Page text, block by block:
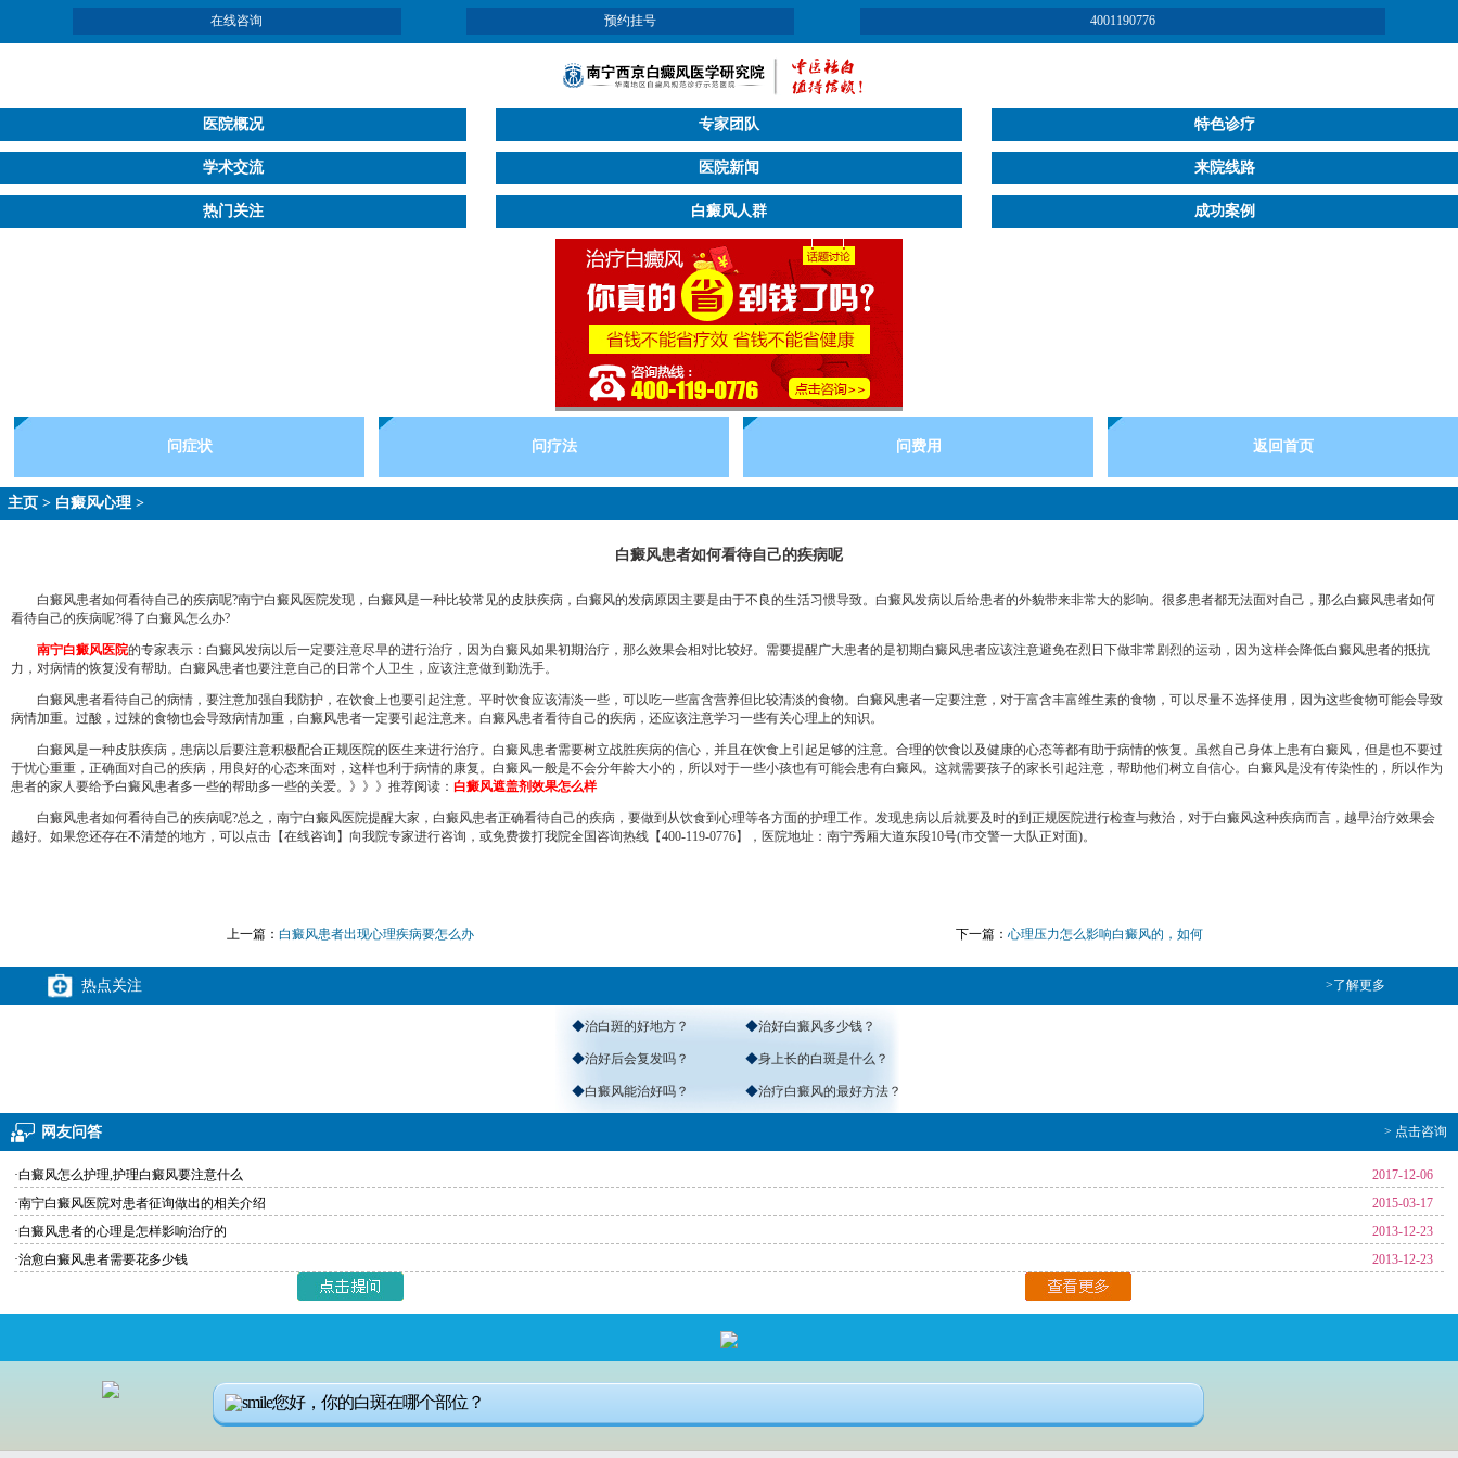
在线咨询 预约挂号 4001190776
医院概况 专家团队 特色诊疗
学术交流 医院新闻 来院线路
热门关注 白癜风人群 成功案例
问症状 问疗法 问费用 返回首页
主页 > 白癜风心理 >
白癜风患者如何看待自己的疾病呢
白癜风患者如何看待自己的疾病呢?南宁白癜风医院发现，白癜风是一种比较常见的皮肤疾病，白癜风的发病原因主要是由于不良的生活习惯导致。白癜风发病以后给患者的外貌带来非常大的影响。很多患者都无法面对自己，那么白癜风患者如何
看待自己的疾病呢?得了白癜风怎么办?
南宁白癜风医院的专家表示：白癜风发病以后一定要注意尽早的进行治疗，因为白癜风如果初期治疗，那么效果会相对比较好。需要提醒广大患者的是初期白癜风患者应该注意避免在烈日下做非常剧烈的运动，因为这样会降低白癜风患者的抵抗
力，对病情的恢复没有帮助。白癜风患者也要注意自己的日常个人卫生，应该注意做到勤洗手。
白癜风患者看待自己的病情，要注意加强自我防护，在饮食上也要引起注意。平时饮食应该清淡一些，可以吃一些富含营养但比较清淡的食物。白癜风患者一定要注意，对于富含丰富维生素的食物，可以尽量不选择使用，因为这些食物可能会导致
病情加重。过酸，过辣的食物也会导致病情加重，白癜风患者一定要引起注意来。白癜风患者看待自己的疾病，还应该注意学习一些有关心理上的知识。
白癜风是一种皮肤疾病，患病以后要注意积极配合正规医院的医生来进行治疗。白癜风患者需要树立战胜疾病的信心，并且在饮食上引起足够的注意。合理的饮食以及健康的心态等都有助于病情的恢复。虽然自己身体上患有白癜风，但是也不要过
于忧心重重，正确面对自己的疾病，用良好的心态来面对，这样也利于病情的康复。白癜风一般是不会分年龄大小的，所以对于一些小孩也有可能会患有白癜风。这就需要孩子的家长引起注意，帮助他们树立自信心。白癜风是没有传染性的，所以作为
患者的家人要给予白癜风患者多一些的帮助多一些的关爱。》》》推荐阅读： 白癜风遮盖剂效果怎么样
白癜风患者如何看待自己的疾病呢?总之，南宁白癜风医院提醒大家，白癜风患者正确看待自己的疾病，要做到从饮食到心理等各方面的护理工作。发现患病以后就要及时的到正规医院进行检查与救治，对于白癜风这种疾病而言，越早治疗效果会
越好。如果您还存在不清楚的地方，可以点击【在线咨询】向我院专家进行咨询，或免费拨打我院全国咨询热线【400-119-0776】，医院地址：南宁秀厢大道东段10号(市交警一大队正对面)。
上一篇： 白癜风患者出现心理疾病要怎么办 下一篇： 心理压力怎么影响白癜风的，如何
热点关注 >了解更多
◆治白斑的好地方？ ◆治好白癜风多少钱？
◆治好后会复发吗？ ◆身上长的白斑是什么？
◆白癜风能治好吗？ ◆治疗白癜风的最好方法？
网友问答 > 点击咨询
·白癜风怎么护理,护理白癜风要注意什么
2017-12-06
·南宁白癜风医院对患者征询做出的相关介绍
2015-03-17
·白癜风患者的心理是怎样影响治疗的
2013-12-23
·治愈白癜风患者需要花多少钱
2013-12-23
免费通话
咨询电话：4001190776
您好，你的白斑在哪个部位？